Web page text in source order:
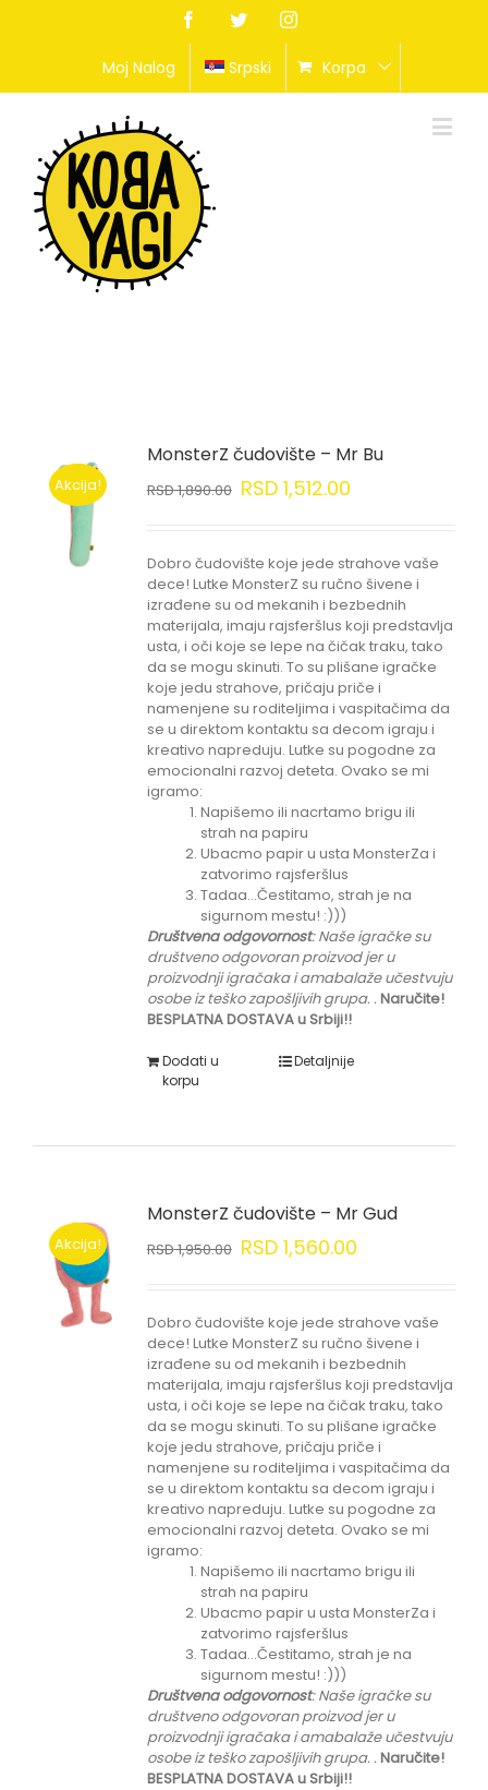
FacebookTwitterInstagram
Moj Nalog Srpski Korpa
Akcija!
MonsterZ čudovište – Mr Bu
RSD1,890.00 RSD1,512.00
Dobro čudovište koje jede strahove vaše
dece! Lutke MonsterZ su ručno šivene i
izrađene su od mekanih i bezbednih
materijala, imaju rajsferšlus koji predstavlja
usta, i oči koje se lepe na čičak traku, tako
da se mogu skinuti. To su plišane igračke
koje jedu strahove, pričaju priče i
namenjene su roditeljima i vaspitačima da
se u direktom kontaktu sa decom igraju i
kreativo napreduju. Lutke su pogodne za
emocionalni razvoj deteta. Ovako se mi
igramo:
Napišemo ili nacrtamo brigu ili
strah na papiru
Ubacmo papir u usta MonsterZa i
zatvorimo rajsferšlus
Tadaa...Čestitamo, strah je na
sigurnom mestu! :)))
Društvena odgovornost: Naše igračke su
društveno odgovoran proizvod jer u
proizvodnji igračaka i amabalaže učestvuju
osobe iz teško zapošljivih grupa..Naručite!
BESPLATNA DOSTAVA u Srbiji!!
Dodati u
korpu
Detaljnije
Akcija!
MonsterZ čudovište – Mr Gud
RSD1,950.00 RSD1,560.00
Dobro čudovište koje jede strahove vaše
dece! Lutke MonsterZ su ručno šivene i
izrađene su od mekanih i bezbednih
materijala, imaju rajsferšlus koji predstavlja
usta, i oči koje se lepe na čičak traku, tako
da se mogu skinuti. To su plišane igračke
koje jedu strahove, pričaju priče i
namenjene su roditeljima i vaspitačima da
se u direktom kontaktu sa decom igraju i
kreativo napreduju. Lutke su pogodne za
emocionalni razvoj deteta. Ovako se mi
igramo:
Napišemo ili nacrtamo brigu ili
strah na papiru
Ubacmo papir u usta MonsterZa i
zatvorimo rajsferšlus
Tadaa...Čestitamo, strah je na
sigurnom mestu! :)))
Društvena odgovornost: Naše igračke su
društveno odgovoran proizvod jer u
proizvodnji igračaka i amabalaže učestvuju
osobe iz teško zapošljivih grupa..Naručite!
BESPLATNA DOSTAVA u Srbiji!!